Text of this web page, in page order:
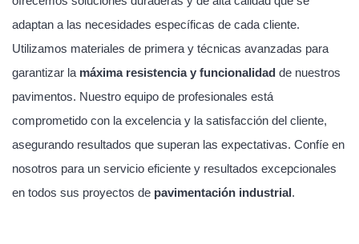
adaptan a las necesidades específicas de cada cliente.
Utilizamos materiales de primera y técnicas avanzadas para
garantizar la máxima resistencia y funcionalidad de nuestros
pavimentos. Nuestro equipo de profesionales está
comprometido con la excelencia y la satisfacción del cliente,
asegurando resultados que superan las expectativas. Confíe en
nosotros para un servicio eficiente y resultados excepcionales
en todos sus proyectos de pavimentación industrial.